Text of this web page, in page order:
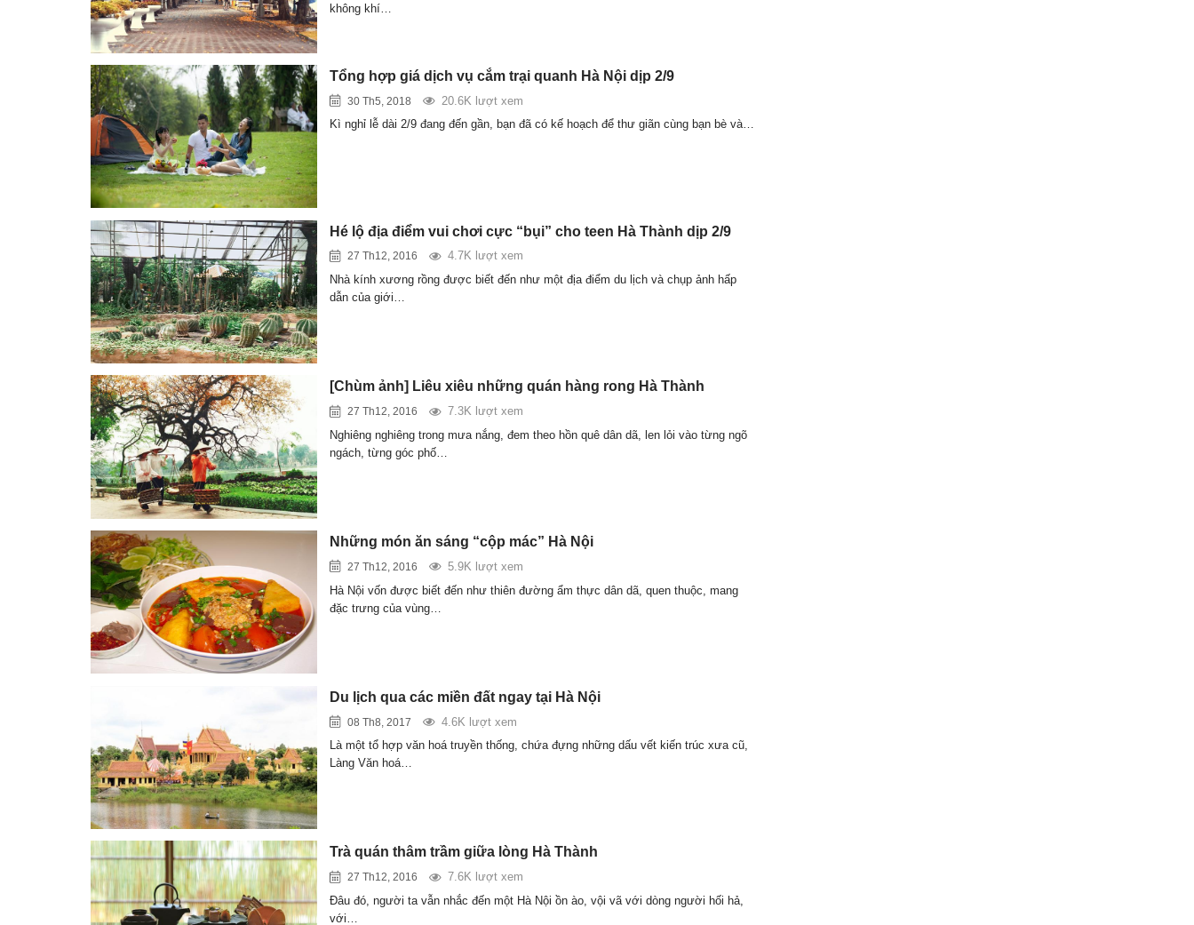
không khí…
Tổng hợp giá dịch vụ cắm trại quanh Hà Nội dịp 2/9
30 Th5, 2018
20.6K lượt xem
Kì nghỉ lễ dài 2/9 đang đến gần, bạn đã có kế hoạch để thư giãn cùng bạn bè và…
Hé lộ địa điểm vui chơi cực “bụi” cho teen Hà Thành dịp 2/9
27 Th12, 2016
4.7K lượt xem
Nhà kính xương rồng được biết đến như một địa điểm du lịch và chụp ảnh hấp
dẫn của giới…
[Chùm ảnh] Liêu xiêu những quán hàng rong Hà Thành
27 Th12, 2016
7.3K lượt xem
Nghiêng nghiêng trong mưa nắng, đem theo hồn quê dân dã, len lỏi vào từng ngõ
ngách, từng góc phố…
Những món ăn sáng “cộp mác” Hà Nội
27 Th12, 2016
5.9K lượt xem
Hà Nội vốn được biết đến như thiên đường ẩm thực dân dã, quen thuộc, mang
đặc trưng của vùng…
Du lịch qua các miền đất ngay tại Hà Nội
08 Th8, 2017
4.6K lượt xem
Là một tổ hợp văn hoá truyền thống, chứa đựng những dấu vết kiến trúc xưa cũ,
Làng Văn hoá…
Trà quán thâm trầm giữa lòng Hà Thành
27 Th12, 2016
7.6K lượt xem
Đâu đó, người ta vẫn nhắc đến một Hà Nội ồn ào, vội vã với dòng người hối hả,
với…